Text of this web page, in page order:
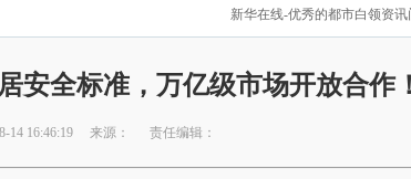
新华在线-优秀的都市白领资讯
安全标准，万亿级市场开放合作！
14 16:46:19 来源： 责任编辑：